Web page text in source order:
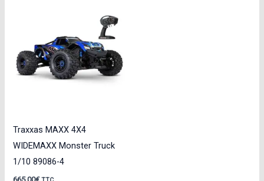
Traxxas MAXX 4X4
WIDEMAXX Monster Truck
1/10 89086-4